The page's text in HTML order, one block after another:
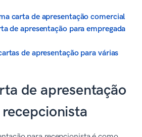
carta de apresentação comercial
de apresentação para empregada
de apresentação para várias
de apresentação